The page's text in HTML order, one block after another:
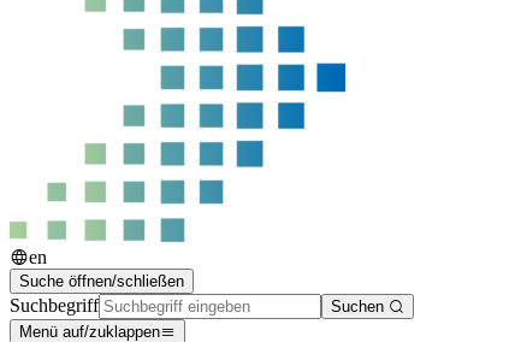
en
Suche öffnen/schließen
Suchbegriff
Suchen
Menü auf/zuklappen